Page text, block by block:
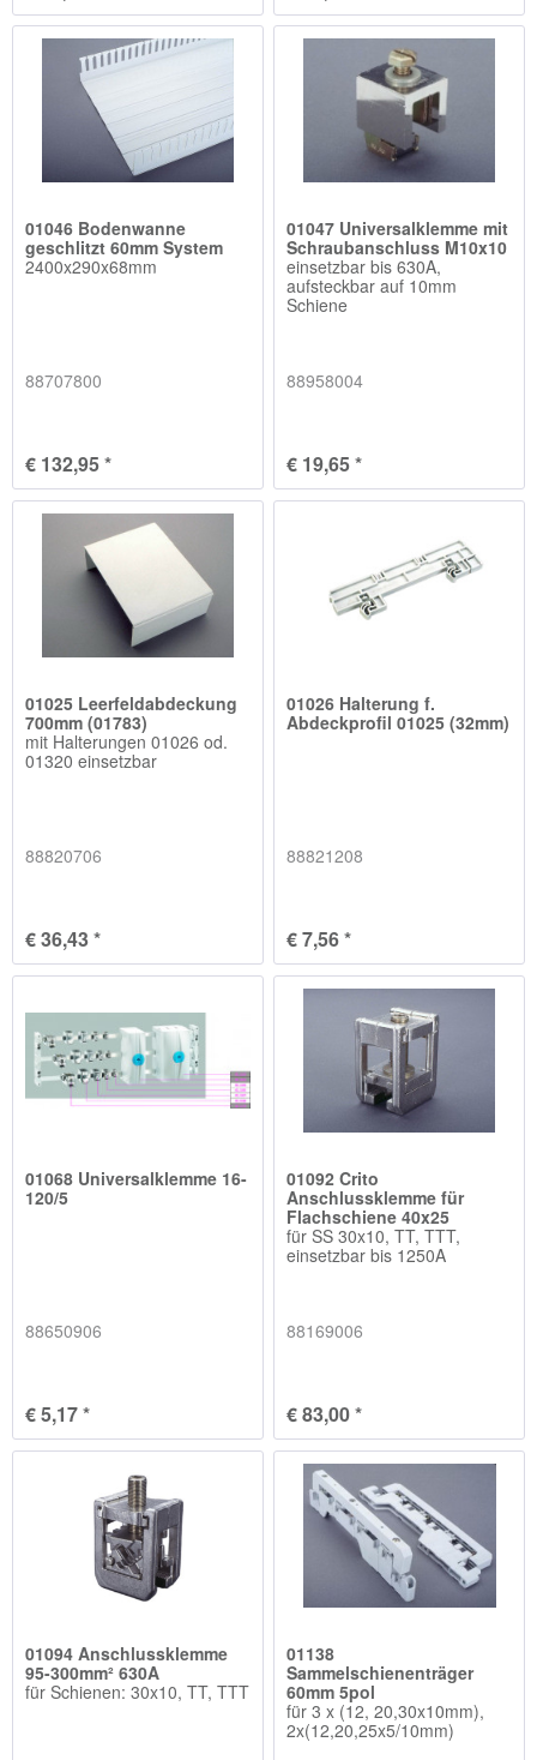
01046 Bodenwanne
geschlitzt 60mm System
2400x290x68mm
88707800
€ 132,95 *
01047 Universalklemme mit
Schraubanschluss M10x10
einsetzbar bis 630A,
aufsteckbar auf 10mm
Schiene
88958004
€ 19,65 *
01025 Leerfeldabdeckung
700mm (01783)
mit Halterungen 01026 od.
01320 einsetzbar
88820706
€ 36,43 *
01026 Halterung f.
Abdeckprofil 01025 (32mm)
88821208
€ 7,56 *
01068 Universalklemme 16-
120/5
88650906
€ 5,17 *
01092 Crito
Anschlussklemme für
Flachschiene 40x25
für SS 30x10, TT, TTT,
einsetzbar bis 1250A
88169006
€ 83,00 *
01094 Anschlussklemme
95-300mm² 630A
für Schienen: 30x10, TT, TTT
01138
Sammelschienenträger
60mm 5pol
für 3 x (12, 20,30x10mm),
2x(12,20,25x5/10mm)